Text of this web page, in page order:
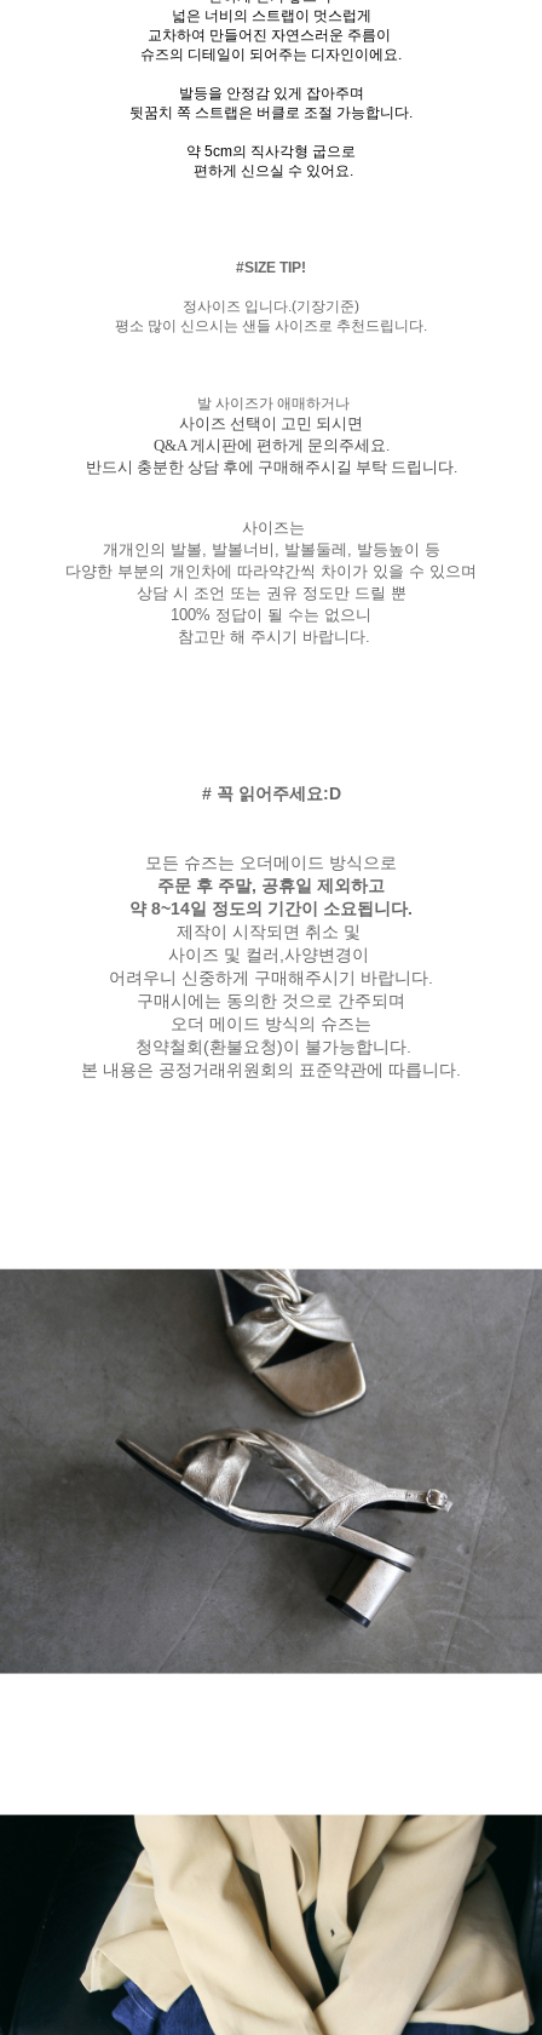
넓은 너비의 스트랩이 멋스럽게
교차하여 만들어진 자연스러운 주름이
슈즈의 디테일이 되어주는 디자인이에요.
발등을 안정감 있게 잡아주며
뒷꿈치 쪽 스트랩은 버클로 조절 가능합니다.
약 5cm의 직사각형 굽으로
편하게 신으실 수 있어요.
#SIZE TIP!
정사이즈 입니다.(기장기준)
평소 많이 신으시는 샌들 사이즈로 추천드립니다.
발 사이즈가 애매하거나
사이즈 선택이 고민 되시면
Q&A 게시판에 편하게 문의주세요.
반드시 충분한 상담 후에 구매해주시길 부탁 드립니다.
사이즈는
개개인의 발볼, 발볼너비, 발볼둘레, 발등높이 등
다양한 부분의 개인차에 따라약간씩 차이가 있을 수 있으며
상담 시 조언 또는 권유 정도만 드릴 뿐
100% 정답이 될 수는 없으니
참고만 해 주시기 바랍니다.
# 꼭 읽어주세요:D
모든 슈즈는 오더메이드 방식으로
주문 후 주말, 공휴일 제외하고
약 8~14일 정도의 기간이 소요됩니다.
제작이 시작되면 취소 및
사이즈 및 컬러,사양변경이
어려우니 신중하게 구매해주시기 바랍니다.
구매시에는 동의한 것으로 간주되며
오더 메이드 방식의 슈즈는
청약철회(환불요청)이 불가능합니다.
본 내용은 공정거래위원회의 표준약관에 따릅니다.